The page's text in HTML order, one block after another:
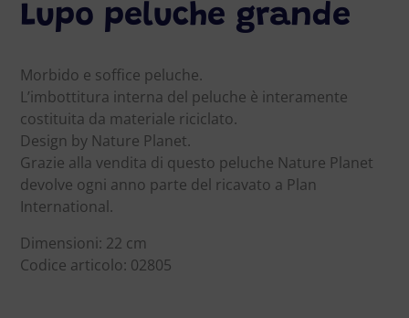
Lupo peluche grande
Morbido e soffice peluche.
L’imbottitura interna del peluche è interamente
costituita da materiale riciclato.
Design by Nature Planet.
Grazie alla vendita di questo peluche Nature Planet
devolve ogni anno parte del ricavato a Plan
International.
Dimensioni: 22 cm
Codice articolo: 02805